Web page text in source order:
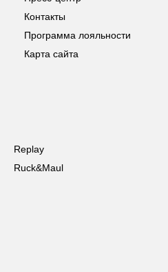
Контакты
Программа лояльности
Карта сайта
Replay
Ruck&Maul